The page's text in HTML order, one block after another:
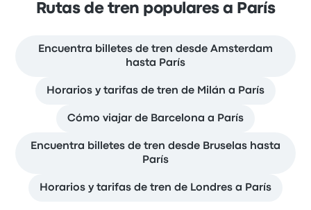
Rutas de tren populares a París
Encuentra billetes de tren desde Amsterdam
hasta París
Horarios y tarifas de tren de Milán a París
Cómo viajar de Barcelona a París
Encuentra billetes de tren desde Bruselas hasta
París
Horarios y tarifas de tren de Londres a París